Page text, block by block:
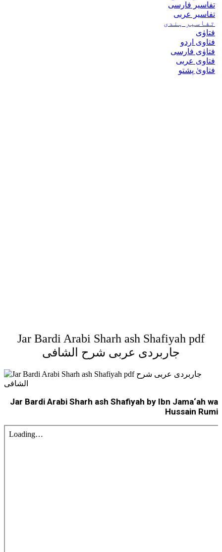
تفاسیر فارسی
تفاسیر عربی
تفاسیر ہندی
فتاوٰی
فتاوی اردو
فتاوٰی فارسی
فتاوی عربی
فتاویٰ پشتو
Jar Bardi Arabi Sharh ash Shafiyah pdf
جاربردی عربی شرح الشافی
Jar Bardi Arabi Sharh ash Shafiyah by Ibn Jama‘ah wa
Hussain Rumi